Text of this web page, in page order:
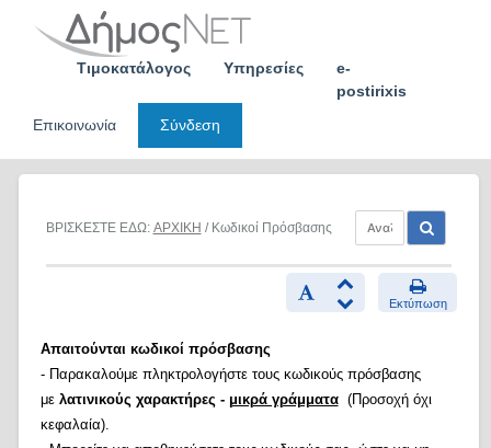
Τιμοκατάλογος Υπηρεσίες
e-
postirixis
Επικοινωνία
Σύνδεση
ΒΡΙΣΚΕΣΤΕ ΕΔΩ: ΑΡΧΙΚΗ / Κωδικοί Πρόσβασης
Εκτύπωση
Απαιτούνται κωδικοί πρόσβασης
- Παρακαλούμε πληκτρολογήστε τους κωδικούς πρόσβασης
με λατινικούς χαρακτήρες - μικρά γράμματα(Προσοχή όχι
κεφαλαία).